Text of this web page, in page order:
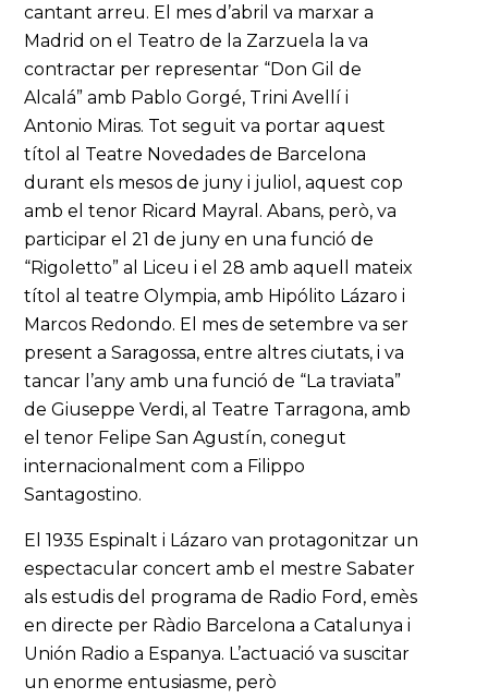
cantant arreu. El mes d’abril va marxar a
Madrid on el Teatro de la Zarzuela la va
contractar per representar “Don Gil de
Alcalá” amb Pablo Gorgé, Trini Avellí i
Antonio Miras. Tot seguit va portar aquest
títol al Teatre Novedades de Barcelona
durant els mesos de juny i juliol, aquest cop
amb el tenor Ricard Mayral. Abans, però, va
participar el 21 de juny en una funció de
“Rigoletto” al Liceu i el 28 amb aquell mateix
títol al teatre Olympia, amb Hipólito Lázaro i
Marcos Redondo. El mes de setembre va ser
present a Saragossa, entre altres ciutats, i va
tancar l’any amb una funció de “La traviata”
de Giuseppe Verdi, al Teatre Tarragona, amb
el tenor Felipe San Agustín, conegut
internacionalment com a Filippo
Santagostino.
El 1935 Espinalt i Lázaro van protagonitzar un
espectacular concert amb el mestre Sabater
als estudis del programa de Radio Ford, emès
en directe per Ràdio Barcelona a Catalunya i
Unión Radio a Espanya. L’actuació va suscitar
un enorme entusiasme, però